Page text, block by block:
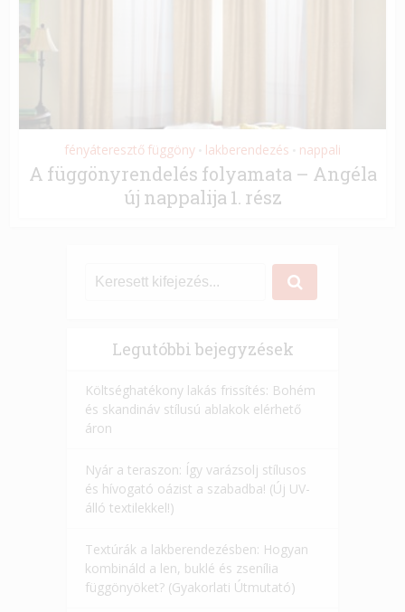
fényáteresztő függöny lakberendezés nappali
A függönyrendelés folyamata – Angéla
új nappalija 1. rész
Legutóbbi bejegyzések
Költséghatékony lakás frissítés: Bohém
és skandináv stílusú ablakok elérhető
áron
Nyár a teraszon: Így varázsolj stílusos
és hívogató oázist a szabadba! (Új UV-
álló textilekkel!)
Textúrák a lakberendezésben: Hogyan
kombináld a len, buklé és zsenília
függönyöket? (Gyakorlati Útmutató)